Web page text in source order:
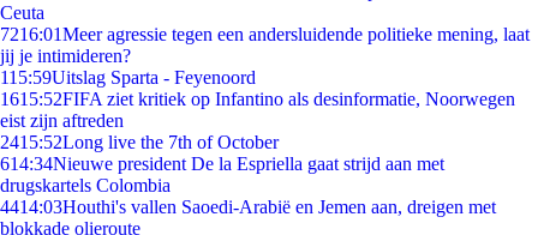
Ceuta
7216:01Meer agressie tegen een andersluidende politieke mening, laat
jij je intimideren?
115:59Uitslag Sparta - Feyenoord
1615:52FIFA ziet kritiek op Infantino als desinformatie, Noorwegen
eist zijn aftreden
2415:52Long live the 7th of October
614:34Nieuwe president De la Espriella gaat strijd aan met
drugskartels Colombia
4414:03Houthi's vallen Saoedi-Arabië en Jemen aan, dreigen met
blokkade olieroute